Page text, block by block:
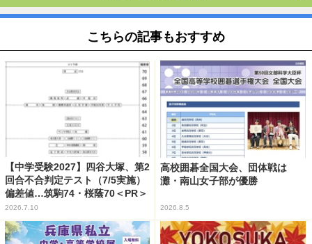
こちらの記事もおすすめ
【中学受験2027】四谷大塚、第2
回合不合判定テスト（7/5実施）
偏差値…筑駒74・桜蔭70＜PR＞
2026.7.10
高校囲碁全国大会、団体戦は
灘・南山女子部が優勝
2026.8.5